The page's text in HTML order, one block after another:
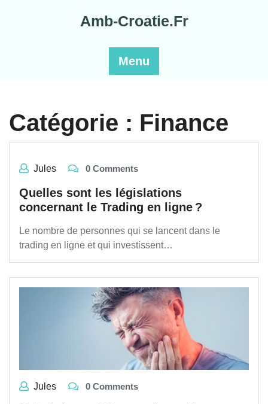
Amb-Croatie.Fr
Menu
Catégorie : Finance
Jules 0 Comments
Quelles sont les législations
concernant le Trading en ligne ?
Le nombre de personnes qui se lancent dans le
trading en ligne et qui investissent…
Jules 0 Comments